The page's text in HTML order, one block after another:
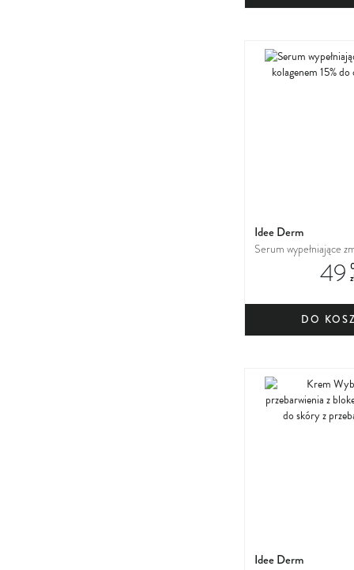
Idee Derm
Serum wypełniające
kolagenem 15% do49
DO
Idee Derm